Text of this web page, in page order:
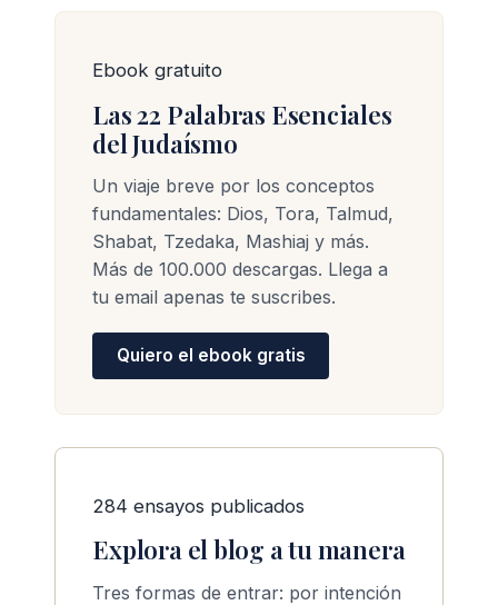
Ebook gratuito
Las 22 Palabras Esenciales
del Judaísmo
Un viaje breve por los conceptos
fundamentales: Dios, Tora, Talmud,
Shabat, Tzedaka, Mashiaj y más.
Más de 100.000 descargas. Llega a
tu email apenas te suscribes.
Quiero el ebook gratis
284 ensayos publicados
Explora el blog a tu manera
Tres formas de entrar: por intención